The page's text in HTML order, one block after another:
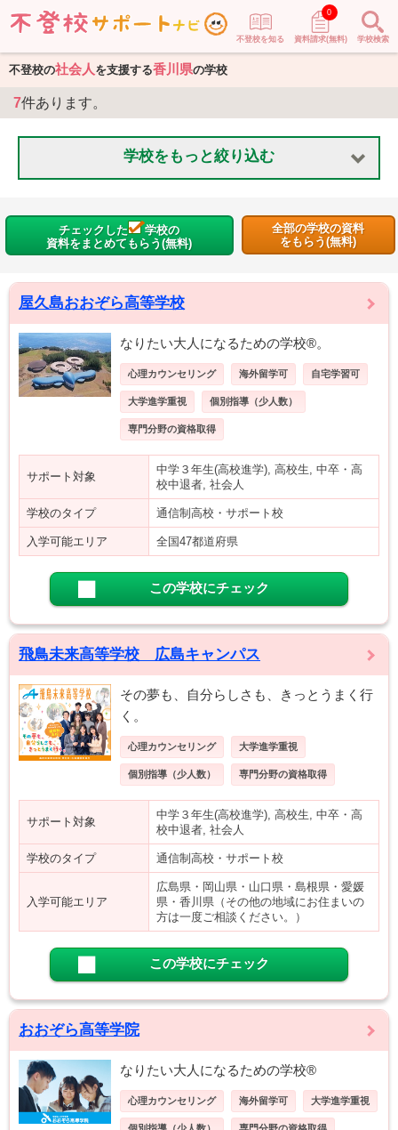
不登校を知る 資料請求(無料)
0
学校検索
不登校の社会人 を支援する香川県の学校
7件あります。
学校をもっと絞り込む
チェックした
学校の
資料をまとめてもらう(無料)
全部の学校の資料
をもらう(無料)
屋久島おおぞら高等学校
なりたい大人になるための学校®。
心理カウンセリング 海外留学可 自宅学習可
大学進学重視 個別指導（少人数）
専門分野の資格取得
サポート対象
中学３年生(高校進学), 高校生, 中卒・高
校中退者, 社会人
学校のタイプ 通信制高校・サポート校
入学可能エリア 全国47都道府県
この学校にチェック
飛鳥未来高等学校 広島キャンパス
その夢も、自分らしさも、きっとうまく行
く。
心理カウンセリング 大学進学重視
個別指導（少人数） 専門分野の資格取得
サポート対象
中学３年生(高校進学), 高校生, 中卒・高
校中退者, 社会人
学校のタイプ 通信制高校・サポート校
入学可能エリア
広島県・岡山県・山口県・島根県・愛媛
県・香川県（その他の地域にお住まいの
方は一度ご相談ください。）
この学校にチェック
おおぞら高等学院
なりたい大人になるための学校®
心理カウンセリング 海外留学可 大学進学重視